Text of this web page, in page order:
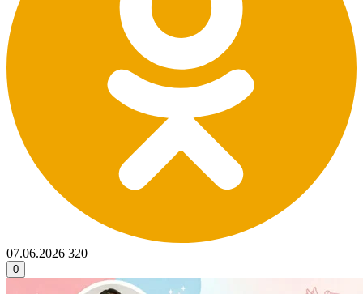
07.06.2026 320
0